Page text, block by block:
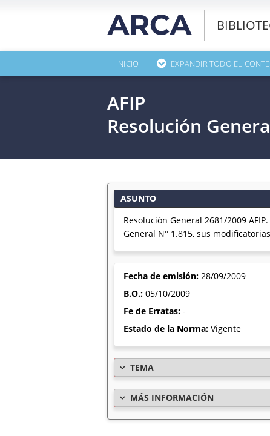
INICIO EXPANDIR TODO EL
AFIP
Resolución
ASUNTO
Resolución General 2681/2009
General N° 1.815, sus
Fecha de emisión: 28/09/2009
B.O.: 05/10/2009
Fe de Erratas: -
Estado de la Norma: Vigente
TEMA
MÁS INFORMACIÓN